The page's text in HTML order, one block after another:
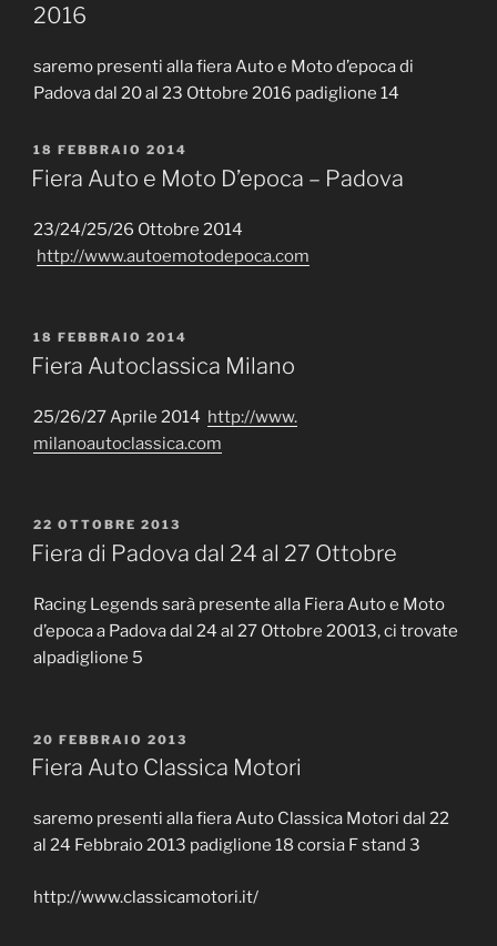
2016
saremo presenti alla fiera Auto e Moto d’epoca di
Padova dal 20 al 23 Ottobre 2016 padiglione 14
PUBBLICATO
IL
18 FEBBRAIO 2014
Fiera Auto e Moto D’epoca – Padova
23/24/25/26 Ottobre 2014
http://www.autoemotodepoca.com
PUBBLICATO
IL
18 FEBBRAIO 2014
Fiera Autoclassica Milano
25/26/27 Aprile 2014 http://www.
milanoautoclassica.com
PUBBLICATO
IL
22 OTTOBRE 2013
Fiera di Padova dal 24 al 27 Ottobre
Racing Legends sarà presente alla Fiera Auto e Moto
d’epoca a Padova dal 24 al 27 Ottobre 20013, ci trovate
alpadiglione 5
PUBBLICATO
IL
20 FEBBRAIO 2013
Fiera Auto Classica Motori
saremo presenti alla fiera Auto Classica Motori dal 22
al 24 Febbraio 2013 padiglione 18 corsia F stand 3
http://www.classicamotori.it/